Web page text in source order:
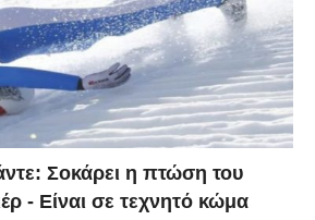
Σοκάρει η πτώση του
‑ Είναι σε τεχνητό κώμα